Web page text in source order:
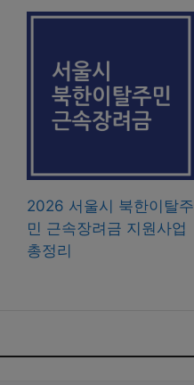
2026 서울시 북한이탈주
민 근속장려금 지원사업
총정리